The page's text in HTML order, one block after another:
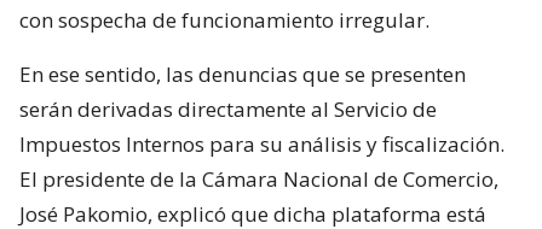
con sospecha de funcionamiento irregular.
En ese sentido, las denuncias que se presenten
serán derivadas directamente al Servicio de
Impuestos Internos para su análisis y fiscalización.
El presidente de la Cámara Nacional de Comercio,
José Pakomio, explicó que dicha plataforma está